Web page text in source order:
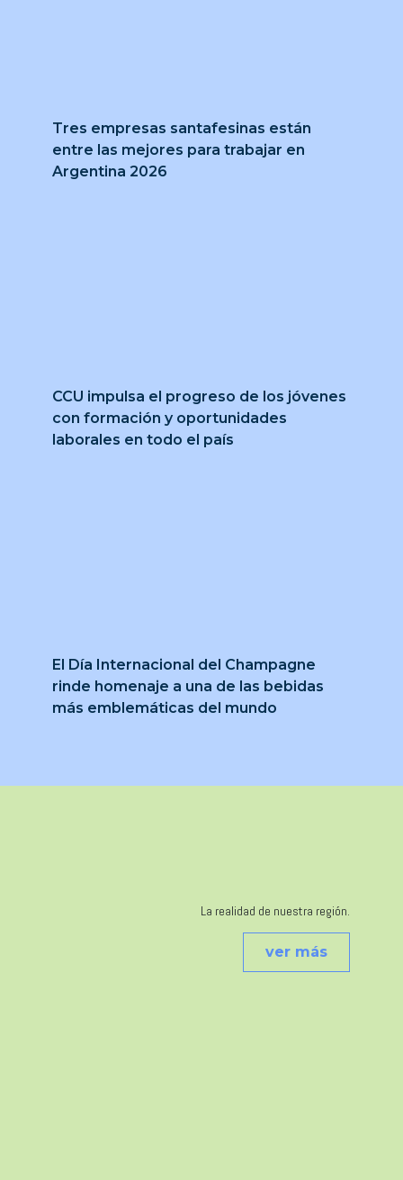
Tres empresas santafesinas están
entre las mejores para trabajar en
Argentina 2026
CCU impulsa el progreso de los jóvenes
con formación y oportunidades
laborales en todo el país
El Día Internacional del Champagne
rinde homenaje a una de las bebidas
más emblemáticas del mundo
La realidad de nuestra región.
ver más